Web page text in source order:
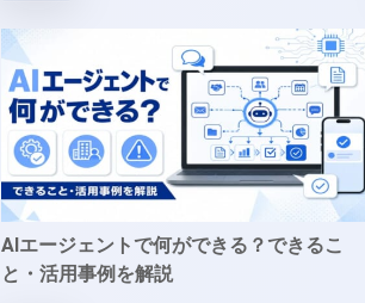
AIエージェントで何ができる？できるこ
と・活用事例を解説